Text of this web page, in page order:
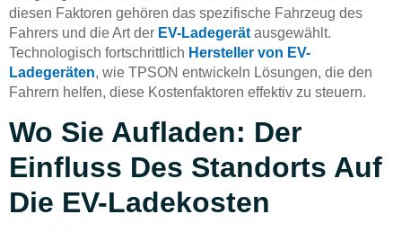
diesen Faktoren gehören das spezifische Fahrzeug des
Fahrers und die Art der EV-Ladegerät ausgewählt.
Technologisch fortschrittlich Hersteller von EV-
Ladegeräten, wie TPSON entwickeln Lösungen, die den
Fahrern helfen, diese Kostenfaktoren effektiv zu steuern.
Wo Sie Aufladen: Der
Einfluss Des Standorts Auf
Die EV-Ladekosten